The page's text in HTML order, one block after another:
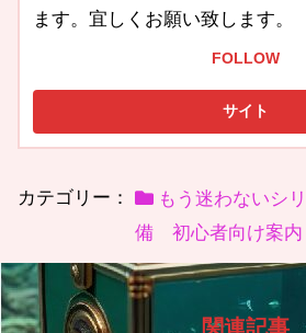
ます。宜しくお願い致します。
FOLLOW
カテゴリー：
もう迷わないシ
備 初心者向け案内
関連記事